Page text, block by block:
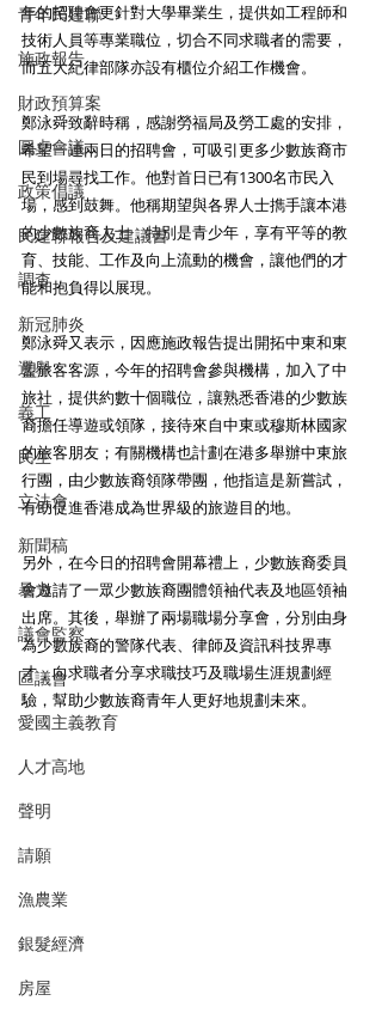
青年民建聯
施政報告
財政預算案
圓桌會議
政策倡議
民建聯報告及建議書
調查
新冠肺炎
選舉
義工
民生
立法會
新聞稿
暴力
議會監察
區議會
愛國主義教育
人才高地
聲明
請願
漁農業
銀髮經濟
房屋
年的招聘會更針對大學畢業生，提供如工程師和
技術人員等專業職位，切合不同求職者的需要，
而五大紀律部隊亦設有櫃位介紹工作機會。
鄭泳舜致辭時稱，感謝勞福局及勞工處的安排，
希望一連兩日的招聘會，可吸引更多少數族裔市
民到場尋找工作。他對首日已有1300名市民入
場，感到鼓舞。他稱期望與各界人士擕手讓本港
的少數族裔人士，特別是青少年，享有平等的教
育、技能、工作及向上流動的機會，讓他們的才
能和抱負得以展現。
鄭泳舜又表示，因應施政報告提出開拓中東和東
盟旅客客源，今年的招聘會參與機構，加入了中
旅社，提供約數十個職位，讓熟悉香港的少數族
裔擔任導遊或領隊，接待來自中東或穆斯林國家
的旅客朋友；有關機構也計劃在港多舉辦中東旅
行團，由少數族裔領隊帶團，他指這是新嘗試，
有助促進香港成為世界級的旅遊目的地。
另外，在今日的招聘會開幕禮上，少數族裔委員
會邀請了一眾少數族裔團體領袖代表及地區領袖
出席。其後，舉辦了兩場職場分享會，分別由身
為少數族裔的警隊代表、律師及資訊科技界專
才，向求職者分享求職技巧及職場生涯規劃經
驗，幫助少數族裔青年人更好地規劃未來。